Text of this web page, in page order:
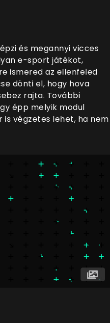
és megannyi vicces
e-sport játékot,
ismered az ellenfeled
dönti el, hogy hova
rajta. További
épp melyik modul
is végzetes lehet, ha nem